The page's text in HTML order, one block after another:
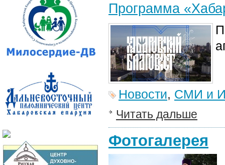
Программа
Новости, СМИ и
Читать дальше
Фотогалерея